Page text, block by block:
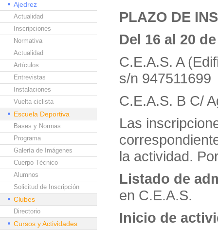
Ajedrez
Actualidad
Inscripciones
Normativa
Actualidad
Artículos
Entrevistas
Instalaciones
Vuelta ciclista
Escuela Deportiva
Bases y Normas
Programa
Galería de Imágenes
Cuerpo Técnico
Alumnos
Solicitud de Inscripción
Clubes
Directorio
Cursos y Actividades
PLAZO DE
Del 16 al 20
C.E.A.S. A
s/n 947511699
C.E.A.S. B C/
Las
la actividad.
Listado de
en C.E.A.S.
Inicio de